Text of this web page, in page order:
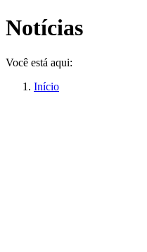
Notícias
Você está aqui:
Início